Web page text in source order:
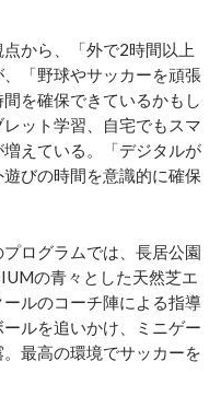
から、「外で2時間以上
「野球やサッカーを頑張
を確保できているかもし
ット学習、自宅でもスマ
えている。「デジタルが
びの時間を意識的に確保
ログラムでは、長居公園
の青々とした天然芝エ
ルのコーチ陣による指導
ルを追いかけ、ミニゲー
最高の環境でサッカーを